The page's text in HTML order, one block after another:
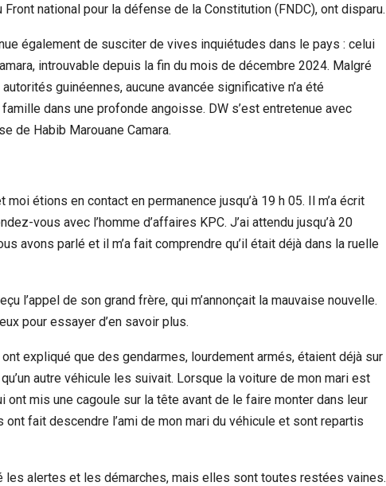
national pour la défense de la Constitution (FNDC), ont disparu.
également de susciter de vives inquiétudes dans le pays : celui
introuvable depuis la fin du mois de décembre 2024. Malgré
autorités guinéennes, aucune avancée significative n’a été
dans une profonde angoisse. DW s’est entretenue avec
de Habib Marouane Camara.
moi étions en contact en permanence jusqu’à 19 h 05. Il m’a écrit
vous avec l’homme d’affaires KPC. J’ai attendu jusqu’à 20
avons parlé et il m’a fait comprendre qu’il était déjà dans la ruelle
l’appel de son grand frère, qui m’annonçait la mauvaise nouvelle.
pour essayer d’en savoir plus.
expliqué que des gendarmes, lourdement armés, étaient déjà sur
autre véhicule les suivait. Lorsque la voiture de mon mari est
ont mis une cagoule sur la tête avant de le faire monter dans leur
ont fait descendre l’ami de mon mari du véhicule et sont repartis
les alertes et les démarches, mais elles sont toutes restées vaines.